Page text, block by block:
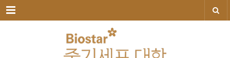
메뉴